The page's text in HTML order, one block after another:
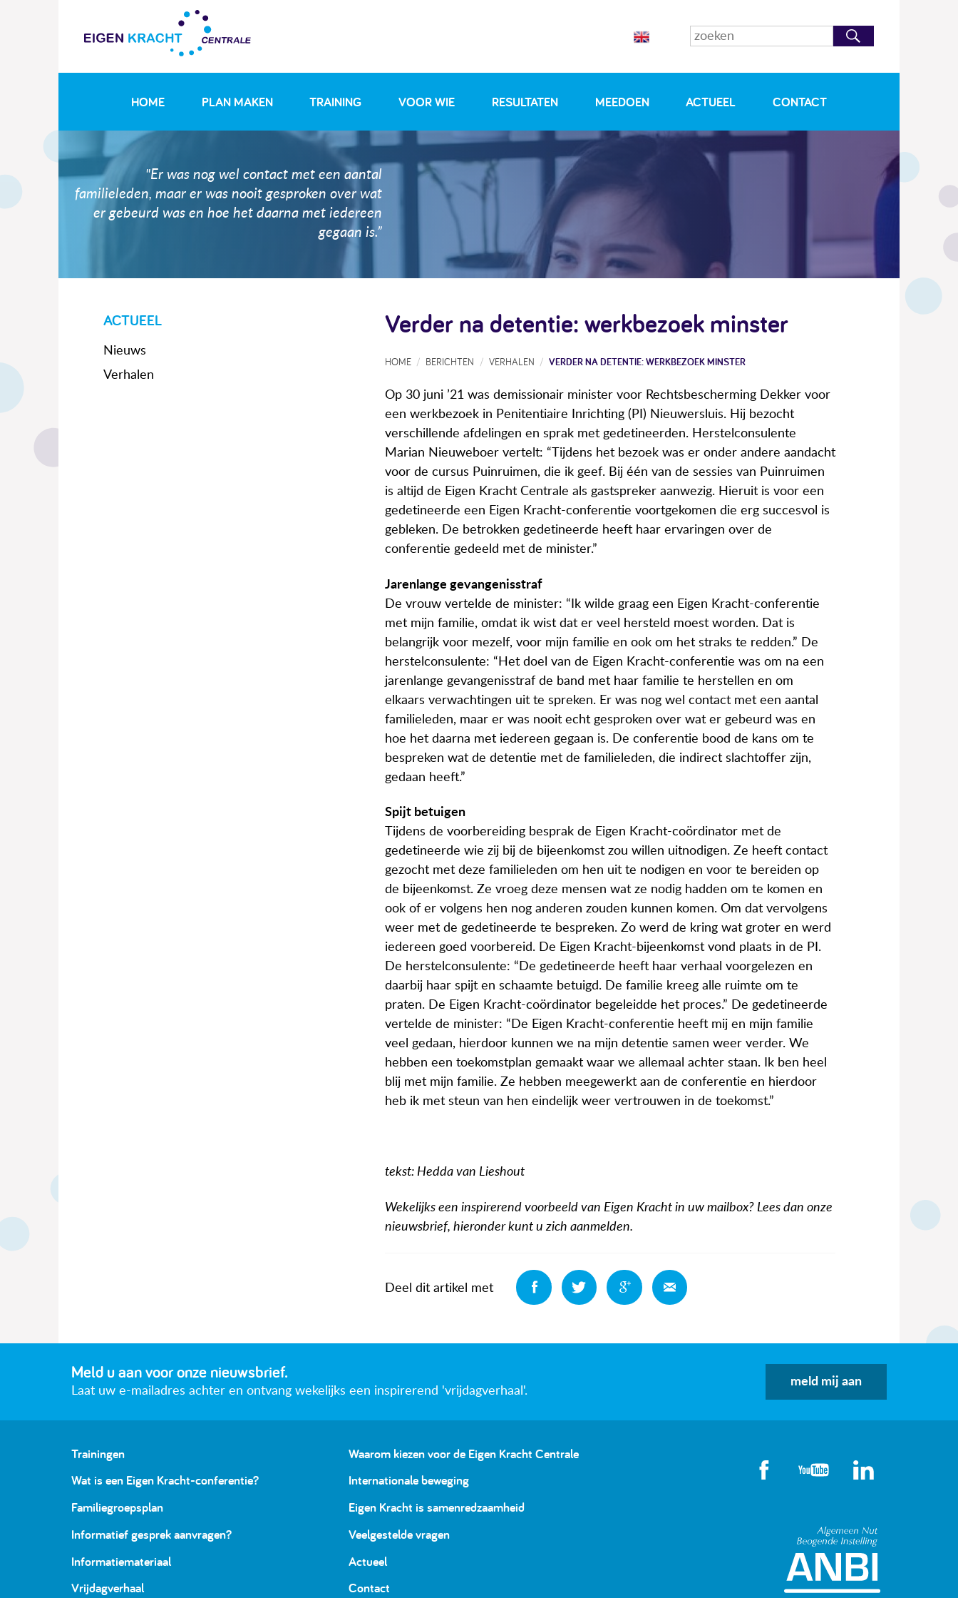
HOME PLAN MAKEN TRAINING VOOR WIE RESULTATEN MEEDOEN ACTUEEL CONTACT
"Er was nog wel contact met een aantal
familieleden, maar er was nooit gesproken over wat
er gebeurd was en hoe het daarna met iedereen
gegaan is.”
ACTUEEL
Nieuws
Verhalen
Verder na detentie: werkbezoek minster
HOME BERICHTEN VERHALEN VERDER NA DETENTIE: WERKBEZOEK MINSTER
Op 30 juni ’21 was demissionair minister voor Rechtsbescherming Dekker voor
een werkbezoek in Penitentiaire Inrichting (PI) Nieuwersluis. Hij bezocht
verschillende afdelingen en sprak met gedetineerden. Herstelconsulente
Marian Nieuweboer vertelt: “Tijdens het bezoek was er onder andere aandacht
voor de cursus Puinruimen, die ik geef. Bij één van de sessies van Puinruimen
is altijd de Eigen Kracht Centrale als gastspreker aanwezig. Hieruit is voor een
gedetineerde een Eigen Kracht-conferentie voortgekomen die erg succesvol is
gebleken. De betrokken gedetineerde heeft haar ervaringen over de
conferentie gedeeld met de minister.”
Jarenlange gevangenisstraf
De vrouw vertelde de minister: “Ik wilde graag een Eigen Kracht-conferentie
met mijn familie, omdat ik wist dat er veel hersteld moest worden. Dat is
belangrijk voor mezelf, voor mijn familie en ook om het straks te redden.” De
herstelconsulente: “Het doel van de Eigen Kracht-conferentie was om na een
jarenlange gevangenisstraf de band met haar familie te herstellen en om
elkaars verwachtingen uit te spreken. Er was nog wel contact met een aantal
familieleden, maar er was nooit echt gesproken over wat er gebeurd was en
hoe het daarna met iedereen gegaan is. De conferentie bood de kans om te
bespreken wat de detentie met de familieleden, die indirect slachtoffer zijn,
gedaan heeft.”
Spijt betuigen
Tijdens de voorbereiding besprak de Eigen Kracht-coördinator met de
gedetineerde wie zij bij de bijeenkomst zou willen uitnodigen. Ze heeft contact
gezocht met deze familieleden om hen uit te nodigen en voor te bereiden op
de bijeenkomst. Ze vroeg deze mensen wat ze nodig hadden om te komen en
ook of er volgens hen nog anderen zouden kunnen komen. Om dat vervolgens
weer met de gedetineerde te bespreken. Zo werd de kring wat groter en werd
iedereen goed voorbereid. De Eigen Kracht-bijeenkomst vond plaats in de PI.
De herstelconsulente: “De gedetineerde heeft haar verhaal voorgelezen en
daarbij haar spijt en schaamte betuigd. De familie kreeg alle ruimte om te
praten. De Eigen Kracht-coördinator begeleidde het proces.” De gedetineerde
vertelde de minister: “De Eigen Kracht-conferentie heeft mij en mijn familie
veel gedaan, hierdoor kunnen we na mijn detentie samen weer verder. We
hebben een toekomstplan gemaakt waar we allemaal achter staan. Ik ben heel
blij met mijn familie. Ze hebben meegewerkt aan de conferentie en hierdoor
heb ik met steun van hen eindelijk weer vertrouwen in de toekomst.”
tekst: Hedda van Lieshout
Wekelijks een inspirerend voorbeeld van Eigen Kracht in uw mailbox? Lees dan onze
nieuwsbrief, hieronder kunt u zich aanmelden.
Deel dit artikel met
Deel Deel Deel
Meld u aan voor onze nieuwsbrief.
Laat uw e-mailadres achter en ontvang wekelijks een inspirerend 'vrijdagverhaal'.
meld mij aan
Trainingen
Wat is een Eigen Kracht-conferentie?
Familiegroepsplan
Informatief gesprek aanvragen?
Informatiemateriaal
Vrijdagverhaal
Waarom kiezen voor de Eigen Kracht Centrale
Internationale beweging
Eigen Kracht is samenredzaamheid
Veelgestelde vragen
Actueel
Contact